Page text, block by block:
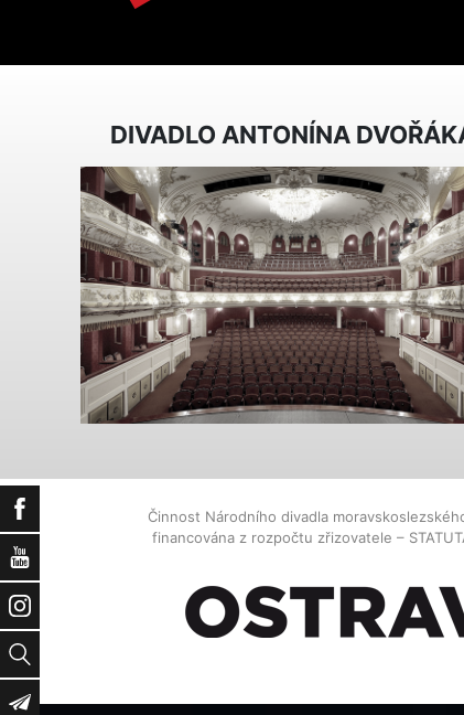
Facebook
YouTube
Instagram
Vyhledat
Newsletter
DIVADLO ANTONÍNA
Činnost Národního divadla
financována z rozpočtu zřizovatele –